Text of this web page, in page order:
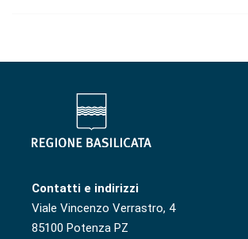
Contatti e indirizzi
Viale Vincenzo Verrastro, 4
85100 Potenza PZ